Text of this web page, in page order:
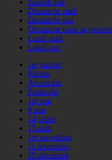
Samedi soir
Dimanche midi
Dimanche soir
Dimanche toute la journée
Lundi midi
Lundi soir
1er janvier
Pâques
Ascencion
Pentecôte
1er mai
8 mai
14 juillet
15 août
1er novembre
11 novembre
25 décembre